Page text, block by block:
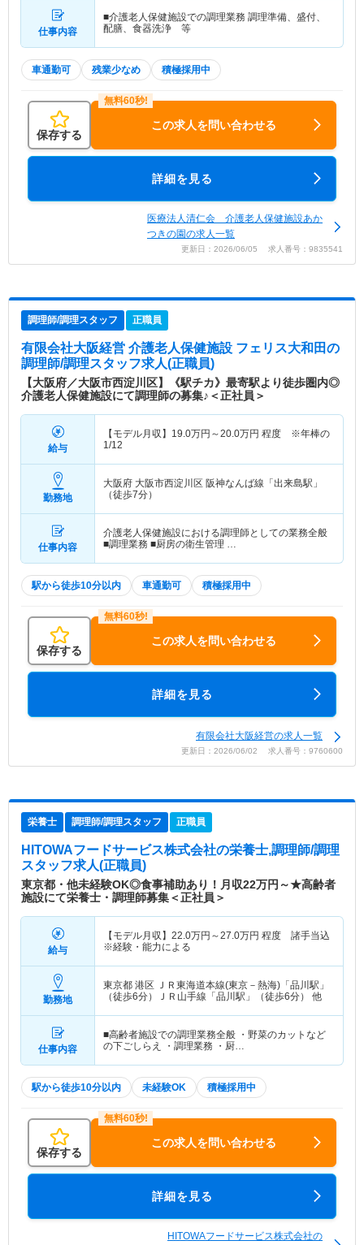
仕事内容
■介護老人保健施設での調理業務 調理準備、盛付、
配膳、食器洗浄 等
車通勤可 残業少なめ 積極採用中
保存する
この求人を問い合わせる
詳細を見る
医療法人清仁会 介護老人保健施設あか
つきの園の求人一覧
更新日：2026/06/05 求人番号：9835541
調理師/調理スタッフ 正職員
有限会社大阪経営 介護老人保健施設 フェリス大和田の
調理師/調理スタッフ求人(正職員)
【大阪府／大阪市西淀川区】《駅チカ》最寄駅より徒歩圏内◎
介護老人保健施設にて調理師の募集♪＜正社員＞
給与
【モデル月収】 19.0万円～20.0万円 程度 ※年棒の
1/12
勤務地
大阪府 大阪市西淀川区 阪神なんば線「出来島駅」
（徒歩7分）
仕事内容
介護老人保健施設における調理師としての業務全般
■調理業務 ■厨房の衛生管理 …
駅から徒歩10分以内 車通勤可 積極採用中
保存する
この求人を問い合わせる
詳細を見る
有限会社大阪経営の求人一覧
更新日：2026/06/02 求人番号：9760600
栄養士 調理師/調理スタッフ 正職員
HITOWAフードサービス株式会社の栄養士,調理師/調理
スタッフ求人(正職員)
東京都・他未経験OK◎食事補助あり！月収22万円～★高齢者
施設にて栄養士・調理師募集＜正社員＞
給与
【モデル月収】 22.0万円～27.0万円 程度 諸手当込
※経験・能力による
勤務地
東京都 港区 ＪＲ東海道本線(東京－熱海)「品川駅」
（徒歩6分）ＪＲ山手線「品川駅」（徒歩6分） 他
仕事内容
■高齢者施設での調理業務全般 ・野菜のカットなど
の下ごしらえ ・調理業務 ・厨…
駅から徒歩10分以内 未経験OK 積極採用中
保存する
この求人を問い合わせる
詳細を見る
HITOWAフードサービス株式会社の